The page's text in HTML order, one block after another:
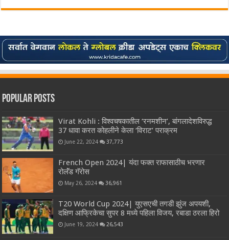
Popular Posts
Virat Kohli : विश्वचषकातील ‘रनमशीन’, बांगलादेशविरुद्ध
37 धावा करत कोहलीने केला ‘विराट’ पराक्रम
June 22, 2024 37,773
French Open 2024| यंदा फक्त राफासाठीच भरणार
रोलॅंड गॅरोस
May 26, 2024 36,961
T20 World Cup 2024| युएसएची तगडी झुंज अपयशी,
दक्षिण आफ्रिकेचा सुपर 8 मध्ये पहिला विजय, रबाडा ठरला हिरो
June 19, 2024 26,543